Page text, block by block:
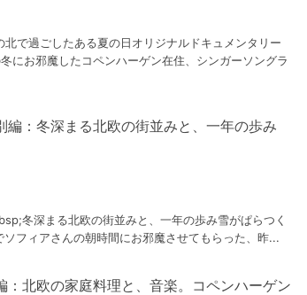
で過ごしたある夏の日オリジナルドキュメンタリー
冬にお邪魔したコペンハーゲン在住、シンガーソングラ
編：冬深まる北欧の街並みと、一年の歩み
冬深まる北欧の街並みと、一年の歩み雪がぱらつく
フィアさんの朝時間にお邪魔させてもらった、昨...
：北欧の家庭料理と、音楽。コペンハーゲン